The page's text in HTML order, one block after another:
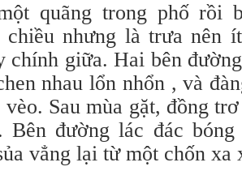
quãng trong phố rồi
chiều nhưng là trưa nên
chính giữa. Hai bên
nhau lổn nhổn , và
vèo. Sau mùa gặt, đồng
Bên đường lác đác
vẳng lại từ một chốn xa